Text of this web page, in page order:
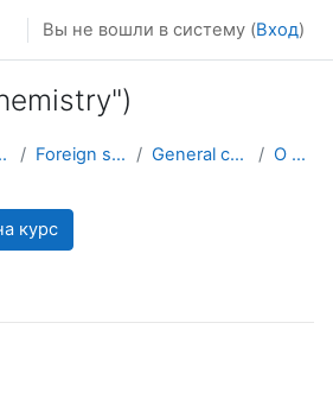
Вы не вошли в систему (Вход)
3KL Foreign students General chemistry О курсе
курс